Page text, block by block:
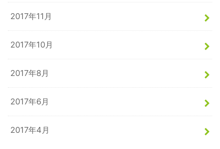
2017年11月
2017年10月
2017年8月
2017年6月
2017年4月